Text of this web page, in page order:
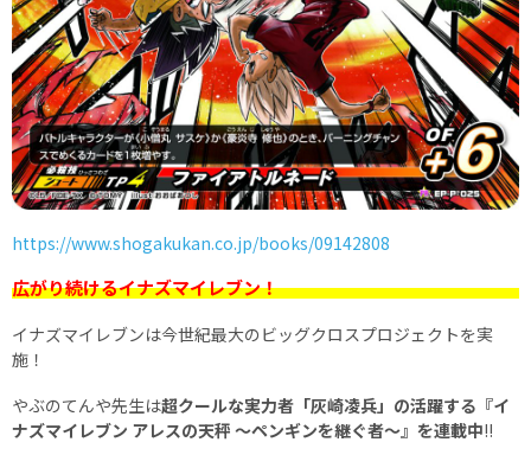
https://www.shogakukan.co.jp/books/09142808
広がり続けるイナズマイレブン！
イナズマイレブンは今世紀最大のビッグクロスプロジェクトを実
施！
やぶのてんや先生は超クールな実力者「灰崎凌兵」の活躍する『イ
ナズマイレブン アレスの天秤 ～ペンギンを継ぐ者～』を連載中!!